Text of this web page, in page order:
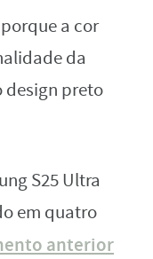
a cor
da
design preto
S25 Ultra
em quatro
anterior